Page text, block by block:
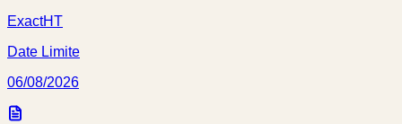
ExactHT
Date Limite
06/08/2026